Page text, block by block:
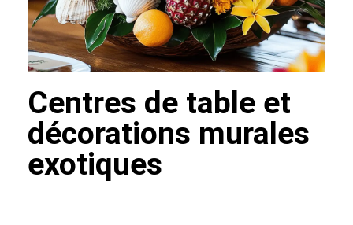
Centres de table et
décorations murales
exotiques